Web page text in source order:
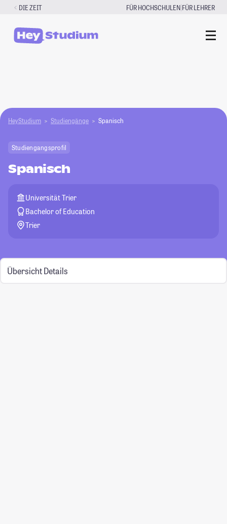
Zum
springen
DIE ZEIT FÜR HOCHSCHULEN|FÜR LEHRER
HeyStudium Studiengänge Spanisch
Studiengangsprofil
Spanisch
Universität Trier
Bachelor of Education
Trier
Übersicht Details